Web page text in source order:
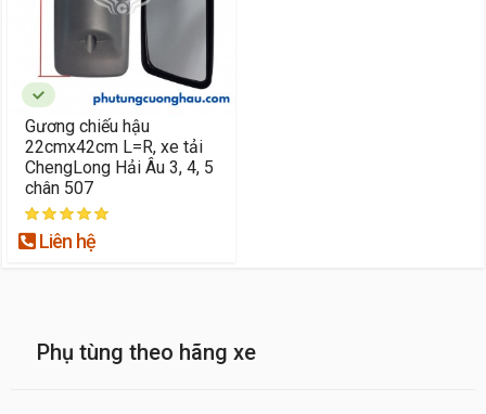
Phụ tùng theo hãng xe
Gương chiếu hậu
22cmx42cm L=R, xe tải
ChengLong Hải Âu 3, 4, 5
chân 507
Liên hệ